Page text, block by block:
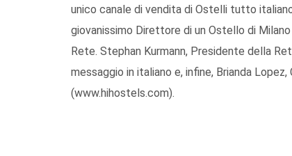
unico canale di vendita di Ostelli tutto
giovanissimo Direttore di un Ostello di
Rete. Stephan Kurmann, Presidente della
messaggio in italiano e, infine, Brianda
(www.hihostels.com).